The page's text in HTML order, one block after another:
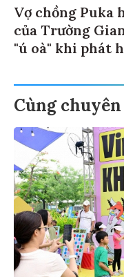
Vợ chồng Puka
của Trường
"ú oà" khi phát
Cùng